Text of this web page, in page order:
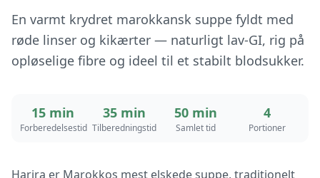
En varmt krydret marokkansk suppe fyldt med
røde linser og kikærter — naturligt lav-GI, rig på
opløselige fibre og ideel til et stabilt blodsukker.
15 min
Forberedelsestid
35 min
Tilberedningstid
50 min
Samlet tid
4
Portioner
Harira er Marokkos mest elskede suppe, traditionelt